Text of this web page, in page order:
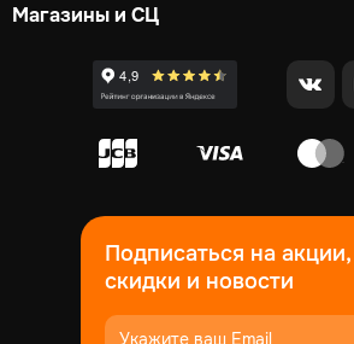
Магазины и СЦ
Подписаться на акции,
скидки и новости